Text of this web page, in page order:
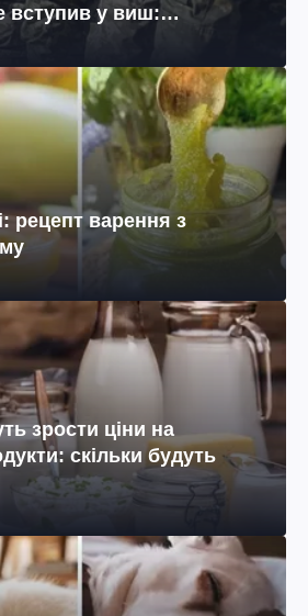
вступив у виш:
рецепт варення з
зрости ціни на
скільки будуть